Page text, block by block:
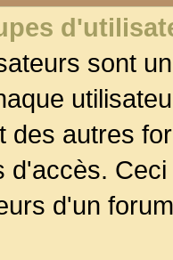
sont
des autres
d'accès.
d'un